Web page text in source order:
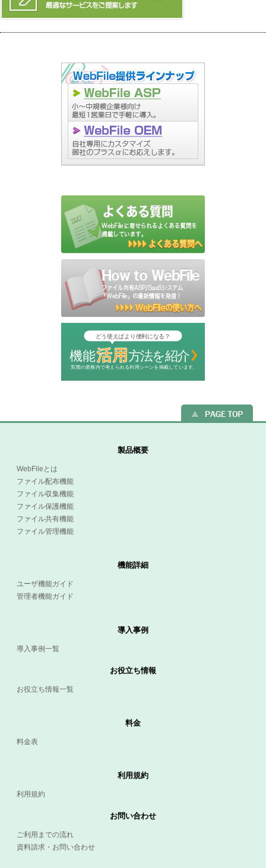
製品概要
WebFileとは
ファイル配布機能
ファイル収集機能
ファイル保護機能
ファイル共有機能
ファイル管理機能
機能詳細
ユーザ機能ガイド
管理者機能ガイド
導入事例
導入事例一覧
お役立ち情報
お役立ち情報一覧
料金
料金表
利用規約
利用規約
お問い合わせ
ご利用までの流れ
資料請求・お問い合わせ